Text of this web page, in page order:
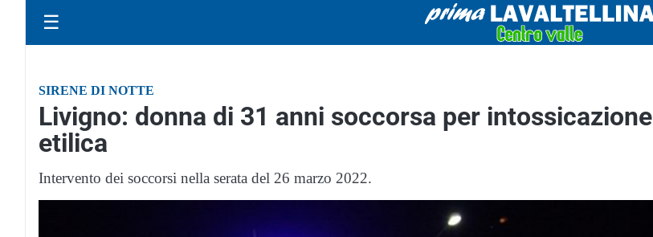
☰
SIRENE DI NOTTE
Livigno: donna di 31 anni soccorsa per intossicazione
etilica
Intervento dei soccorsi nella serata del 26 marzo 2022.